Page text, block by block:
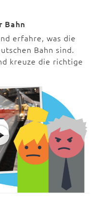
Bahn
erfahre, was die
Bahn sind.
kreuze die richtige